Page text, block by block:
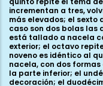
incrementan a tres,
más elevados; el sexto
caso son dos bolas las
está tallado a nacela
exterior; el octavo
noveno es idéntico al
nacela, con dos
la parte inferior; el
decoración; el